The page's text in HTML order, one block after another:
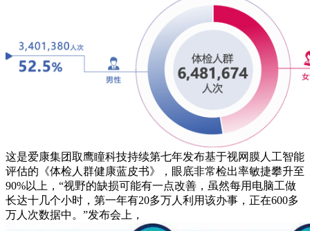
这是爱康集团取鹰瞳科技持续第七年发布基于视网膜人工智能
评估的《体检人群健康蓝皮书》，眼底非常检出率敏捷攀升至
90%以上，“视野的缺损可能有一点改善，虽然每用电脑工做
长达十几个小时，第一年有20多万人利用该办事，正在600多
万人次数据中。”发布会上，